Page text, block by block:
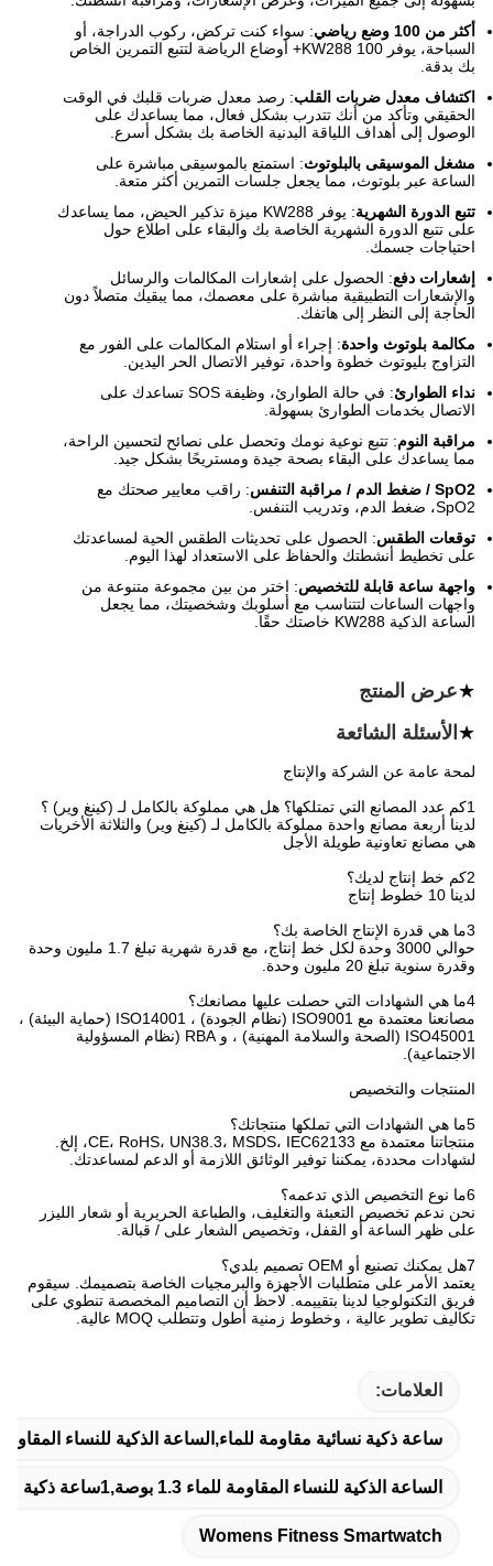
أكثر من 100 وضع رياضي
: سواء كنت تركض، ركوب الدراجة، أو
السباحة، يوفر KW288 100+ أوضاع الرياضة لتتبع التمرين الخاص
بك بدقة.
اكتشاف معدل ضربات القلب: رصد معدل ضربات قلبك في الوقت
الحقيقي وتأكد من أنك تتدرب بشكل فعال، مما يساعدك على
الوصول إلى أهداف اللياقة البدنية الخاصة بك بشكل أسرع.
مشغل الموسيقى بالبلوتوث: استمتع بالموسيقى مباشرة على
الساعة عبر بلوتوث، مما يجعل جلسات التمرين أكثر متعة.
تتبع الدورة الشهرية
: يوفر KW288 ميزة تذكير الحيض، مما يساعدك
على تتبع الدورة الشهرية الخاصة بك والبقاء على اطلاع حول
احتياجات جسمك.
إشعارات دفع: الحصول على إشعارات المكالمات والرسائل
والإشعارات التطبيقية مباشرة على معصمك، مما يبقيك متصلاً دون
الحاجة إلى النظر إلى هاتفك.
مكالمة بلوتوث واحدة: إجراء أو استلام المكالمات على الفور مع
التزاوج بليوتوث خطوة واحدة، توفير الاتصال الحر اليدين.
نداء الطوارئ
: في حالة الطوارئ، وظيفة SOS تساعدك على
الاتصال بخدمات الطوارئ بسهولة.
مراقبة النوم: تتبع نوعية نومك وتحصل على نصائح لتحسين الراحة،
مما يساعدك على البقاء بصحة جيدة ومستريحًا بشكل جيد.
SpO2 / ضغط الدم / مراقبة التنفس
: راقب معايير صحتك مع
SpO2، ضغط الدم، وتدريب التنفس.
توقعات الطقس: الحصول على تحديثات الطقس الحية لمساعدتك
على تخطيط أنشطتك والحفاظ على الاستعداد لهذا اليوم.
واجهة ساعة قابلة للتخصيص: اختر من بين مجموعة متنوعة من
واجهات الساعات لتتناسب مع أسلوبك وشخصيتك، مما يجعل
الساعة الذكية KW288 خاصتك حقًا.
★عرض المنتج
★ الأسئلة الشائعة
لمحة عامة عن الشركة والإنتاج
1كم عدد المصانع التي تمتلكها؟ هل هي مملوكة بالكامل لـ (كينغ وير) ؟
لدينا أربعة مصانع واحدة مملوكة بالكامل لـ (كينغ وير) والثلاثة الأخريات
هي مصانع تعاونية طويلة الأجل
2كم خط إنتاج لديك؟
لدينا 10 خطوط إنتاج
3ما هي قدرة الإنتاج الخاصة بك؟
حوالي 3000 وحدة لكل خط إنتاج، مع قدرة شهرية تبلغ 1.7 مليون وحدة
وقدرة سنوية تبلغ 20 مليون وحدة.
4ما هي الشهادات التي حصلت عليها مصانعك؟
مصانعنا معتمدة مع ISO9001 (نظام الجودة) ، ISO14001 (حماية البيئة) ،
ISO45001 (الصحة والسلامة المهنية) ، و RBA (نظام المسؤولية
الاجتماعية).
المنتجات والتخصيص
5ما هي الشهادات التي تملكها منتجاتك؟
منتجاتنا معتمدة مع CE، RoHS، UN38.3، MSDS، IEC62133، إلخ.
لشهادات محددة، يمكننا توفير الوثائق اللازمة أو الدعم لمساعدتك.
6ما نوع التخصيص الذي تدعمه؟
نحن ندعم تخصيص التعبئة والتغليف، والطباعة الحريرية أو شعار الليزر
على ظهر الساعة أو القفل، وتخصيص الشعار على / قبالة.
7هل يمكنك تصنيع أو OEM تصميم بلدي؟
يعتمد الأمر على متطلبات الأجهزة والبرمجيات الخاصة بتصميمك. سيقوم
فريق التكنولوجيا لدينا بتقييمه. لاحظ أن التصاميم المخصصة تنطوي على
تكاليف تطوير عالية ، وخطوط زمنية أطول وتتطلب MOQ عالية.
العلامات:
ساعة ذكية نسائية مقاومة للماء,الساعة الذكية للنساء
الساعة الذكية للنساء المقاومة للماء 1.3 بوصة,1ساعة ذكية مستديرة بطول 0.3 بوصة مقاومة للماء
Womens Fitness Smartwatch